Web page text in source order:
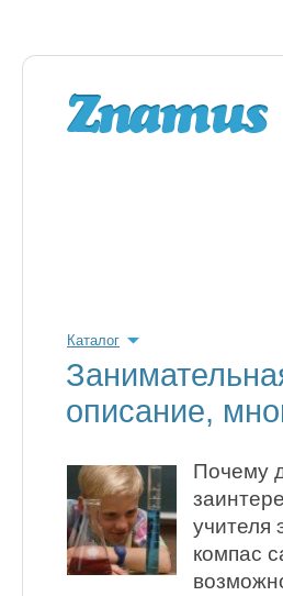
Каталог
описание,
Почему
учителя
компас